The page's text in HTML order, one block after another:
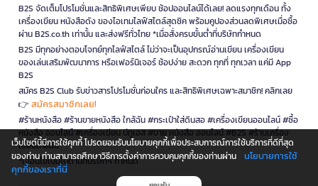
B2S จัดเต็มโปรโมชั่นและสิทธิพิเศษเพียบ ช้อปออนไลน์ได้เลย! ลดแรงทุกเดือน ทั้ง
เครื่องเขียน หนังสือดัง ของไอเทมไลฟ์สไตล์สุดชิค พร้อมคูปองส่วนลดพิเศษเมื่อซื้อ
ผ่าน B2S.co.th เท่านั้น และส่งฟรีทั่วไทย *เมื่อสั่งครบขั้นต่ำที่บริษัทกำหนด
B2S มีทุกอย่างตอบโจทย์ทุกไลฟ์สไตล์ ไม่ว่าจะเป็นอุปกรณ์อ่านเขียน เครื่องเขียน
ของเล่นเสริมพัฒนาการ หรือเฟอร์นิเจอร์ ช้อปง่าย สะดวก ทุกที่ ทุกเวลา แค่มี App
B2S
สมัคร B2S Club รับข่าวสารโปรโมชั่นก่อนใคร และสิทธิพิเศษเฉพาะสมาชิก! คลิกเลย
👉 สมัครสมาชิกเลย!
#ร้านหนังสือ #ร้านขายหนังสือ ใกล้ฉัน #กระเป๋าใส่ดินสอ #เครื่องเขียนออนไลน์ #ซื้อ
หนังสือ ออนไลน์ #เครื่องเขียน บีทูเอส #ขาย หนังสือ ออนไลน์ #B2S #ร้านเครื่อง
เขียนใกล้ฉัน
*เงื่อนไขเป็นไปตามที่บริษัทฯ กำหนด
เว็บไซต์นี้มีการใช้คุกกี้ โปรดยอมรับนโยบายคุกกี้เพื่อประสบการณ์การใช้บริการที่ดีที่สุด
ของท่าน ท่านสามารถศึกษาวิธีการตั้งค่าการควบคุมคุกกี้ของท่านผ่าน
นโยบายการใช้
คุกกี้ของเราที่นี่